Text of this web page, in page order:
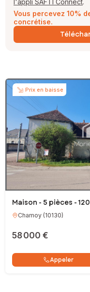
Vous percevez 10%
concrétise.
Prix en baisse
Maison - 5 pièces -
Chamoy(10130)
58 000 €
Appeler